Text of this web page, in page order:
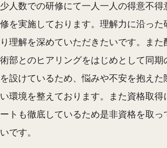
少人数での研修にて一人一人の得意不
修を実施しております。理解力に沿っ
り理解を深めていただきたいです。ま
術部とのヒアリングをはじめとして同
を設けているため、悩みや不安を抱え
い環境を整えております。また資格取
ートも徹底しているため是非資格を取っ
いです。